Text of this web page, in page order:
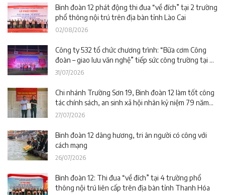
Binh đoàn 12 phát động thi đua “về đích” tại 2 trường
phổ thông nội trú trên địa bàn tỉnh Lào Cai
02/08/2026
Công ty 532 tổ chức chương trình: “Bữa cơm Công
đoàn – giao lưu văn nghệ” tiếp sức công trường tại dự
án Trường phổ thông nội trú liên cấp La Êê (TP. Đà
31/07/2026
Chi nhánh Trường Sơn 19, Binh đoàn 12 làm tốt công
tác chính sách, an sinh xã hội nhân kỷ niệm 79 năm
Ngày Thương binh – Liệt sĩ
27/07/2026
Binh đoàn 12 dâng hương, tri ân người có công với
cách mạng
26/07/2026
Binh đoàn 12: Thi đua “về đích” tại 4 trường phổ
thông nội trú liên cấp trên địa bàn tỉnh Thanh Hóa